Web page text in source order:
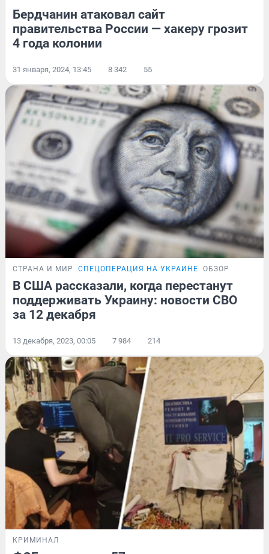
Бердчанин атаковал сайт
правительства России — хакеру грозит
4 года колонии
31 января, 2024, 13:45 8 342 55
СТРАНА И МИР СПЕЦОПЕРАЦИЯ НА УКРАИНЕ ОБЗОР
В США рассказали, когда перестанут
поддерживать Украину: новости СВО
за 12 декабря
13 декабря, 2023, 00:05 7 984 214
КРИМИНАЛ